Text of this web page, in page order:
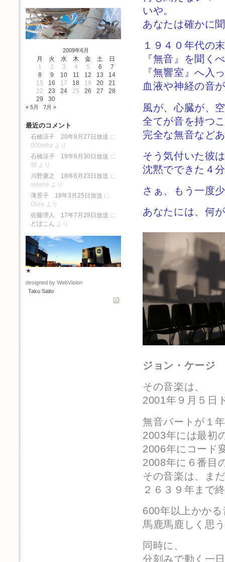
いや。
あなたは確かに
１９４０年代の
『無音』を聞く
『無響室』へ入
血液や神経の音
風が、心臓が、
全てが音を持つ
完全な無音など
そう気付いた彼
沈黙でできた４
さぁ、もう一度
あなたには、何
ジョン・ケージ
その音楽は、
2001年９月５日
無音パートが１
2003年には最初
2006年にコード
2008年に６番目
その音楽は、ま
２６３９年まで
600年以上かか
馬鹿馬鹿しく思
同時に、
分刻みで動く一
2009年6月
月 火 水 木 金 土
日
1
2 3 4 5 6
7
8
9 10 11 12 13
14
15
16 17 18 19 20
21
22
23 24 25 26 27
28
29
30
« 5月 7月 »
最近のコメント
石橋涼子 20年9月27日放送 に
000mhz より
石橋涼子 19年6月30日放送 に
関 より
川野康之 18年6月23日放送 に
selene より
薄景子 18年3月25日放送 に
Oura より
佐藤理人 17年7月29日放送 に
どぼこん より
★
designed by WebVision
Taku Saito